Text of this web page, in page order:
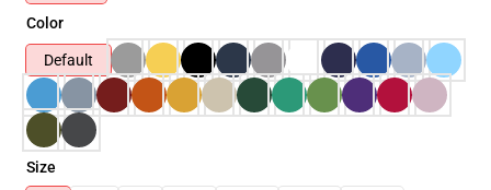
Color
Default
Size